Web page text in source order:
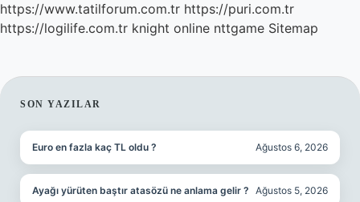
https://www.tatilforum.com.tr https://puri.com.tr
https://logilife.com.tr knight online nttgame Sitemap
SIDEBAR
SON YAZILAR
Euro en fazla kaç TL oldu ? Ağustos 6, 2026
Ayağı yürüten baştır atasözü ne anlama gelir ? Ağustos 5, 2026